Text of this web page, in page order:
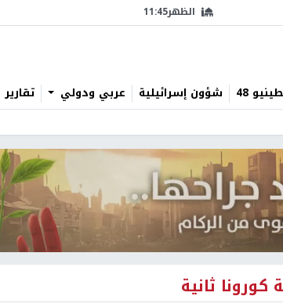
الظهر11:45
48 شؤون إسرائيلية عربي ودولي تقارير
ثانية